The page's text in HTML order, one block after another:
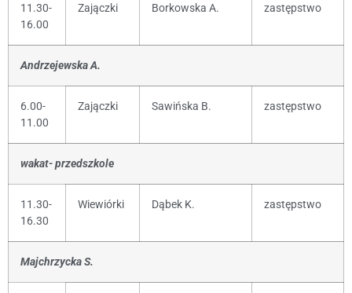
11.30-
16.00
Zajączki Borkowska A. zastępstwo
Andrzejewska A.
6.00-
11.00
Zajączki Sawińska B. zastępstwo
wakat- przedszkole
11.30-
16.30
Wiewiórki Dąbek K. zastępstwo
Majchrzycka S.